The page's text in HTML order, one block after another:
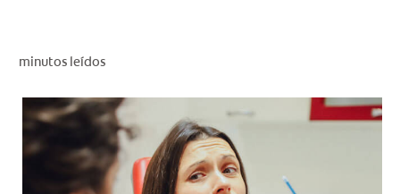
PROMOCIONES
minutos leídos